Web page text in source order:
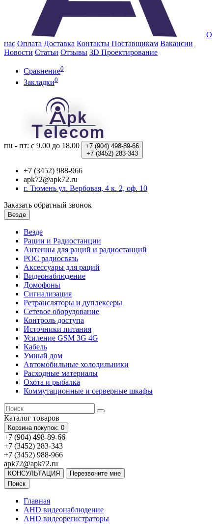
О
нас Оплата Доставка Контакты Поставщикам Вакансии
Новости Статьи Отзывы 3D Проектирование
Сравнение0
Закладки0
пн - пт: с 9.00 до 18.00 +7 (904) 498-89-66
+7 (3452) 283-343
+7 (3452) 988-966
apk72@apk72.ru
г. Тюмень ул. Вербовая, 4 к. 2, оф. 10
Заказать обратный звонок
Везде
Везде
Рации и Радиостанции
Антенны для раций и радиостанций
POC радиосвязь
Аксессуары для раций
Видеонаблюдение
Домофоны
Сигнализация
Ретрансляторы и дуплексеры
Сетевое оборудование
Контроль доступа
Источники питания
Усиление GSM 3G 4G
Кабель
Умный дом
Автомобильные холодильники
Расходные материалы
Охота и рыбалка
Коммутационные и серверные шкафы
Каталог товаров
Корзина покупок: 0
+7 (904) 498-89-66
+7 (3452) 283-343
+7 (3452) 988-966
apk72@apk72.ru
КОНСУЛЬТАЦИЯ
Перезвоните мне
Поиск
Главная
AHD видеонаблюдение
AHD видеорегистраторы